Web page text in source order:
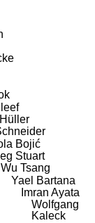
Bojić
Stuart
Wu Tsang
Yael Bartana
Imran Ayata
Wolfgang
Kaleck